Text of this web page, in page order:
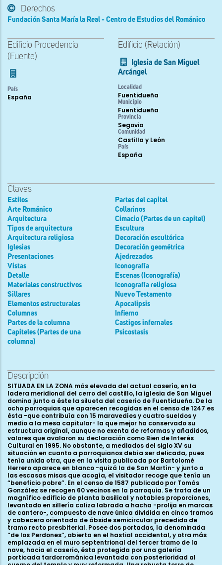
Derechos
Fundación Santa María la Real - Centro de Estudios del Románico
Edificio Procedencia
(Fuente)
País
España
Edificio (Relación)
Iglesia de San Miguel
Arcángel
Localidad
Fuentidueña
Municipio
Fuentidueña
Provincia
Segovia
Comunidad
Castilla y León
País
España
Claves
Estilos
Arte Románico
Arquitectura
Tipos de arquitectura
Arquitectura religiosa
Iglesias
Presentaciones
Vistas
Detalle
Materiales constructivos
Sillares
Elementos estructurales
Columnas
Partes de la columna
Capiteles (Partes de una
columna)
Partes del capitel
Collarinos
Cimacio (Partes de un capitel)
Escultura
Decoración escultórica
Decoración geométrica
Ajedrezados
Iconografía
Escenas (Iconografía)
Iconografía religiosa
Nuevo Testamento
Apocalipsis
Infierno
Castigos infernales
Psicostasis
Descripción
SITUADA EN LA ZONA más elevada del actual caserío, en la ladera meridional del cerro del castillo, la iglesia de San Miguel domina junto a éste la silueta del caserío de Fuentidueña. De la ocho parroquias que aparecen recogidas en el censo de 1247 es ésta -que contribuía con 15 maravedíes y cuatro sueldos y medio a la mesa capitular- la que mejor ha conservado su estructura original, aunque no exenta de reformas y añadidos, valores que avalaron su declaración como Bien de Interés Cultural en 1995. No obstante, a mediados del siglo XV su situación en cuanto a parroquianos debía ser delicada, pues tenía unida otra, que en la visita publicada por Bartolomé Herrero aparece en blanco -quizá la de San Martín- y junto a las escasas misas que acogía, el visitador recoge que tenía un “beneficio pobre”. En el censo de 1587 publicado por Tomás González se recogen 60 vecinos en la parroquia. Se trata de un magnífico edificio de planta basilical y notables proporciones, levantado en sillería caliza labrada a hacha -prolija en marcas de cantero-, compuesto de nave única dividida en cinco tramos y cabecera orientada de ábside semicircular precedido de tramo recto presbiterial. Posee dos portadas, la denominada “de los Perdones”, abierta en el hastial occidental, y otra más emplazada en el muro septentrional del tercer tramo de la nave, hacia el caserío, ésta protegida por una galería porticada tardorrománica levantada con posterioridad al cuerpo del templo y muy reformada. Una robusta torre de planta cuadrada se dispone adosada al sur de los dos tramos más occidentales de la nave, con acceso desde el interior. A las citadas estructuras, erigidas en al menos dos campañas románicas, se vinieron a añadir sucesivas reformas, fundamentalmente durante el siglo XVI y bajo el patronazgo de las familias Luna, Sarmiento y Rojas. En épocas más recientes, diversas obras de restauración terminaron por configurar el aspecto actual del templo. La cabecera, de generosas proporciones, parece mantener el porte de la primitiva pese a las reformas. Se compone de tramo recto presbiterial al que se acodilla un ábside semicircular, éste levantado sobre un zócalo de remate achaflanado -al exterior, pues interiormente muestra bocel y doble chaflán- aparejado en excelente sillería bien concertada. El tambor absidal se divide en cinco paños desiguales delimitados por semicolumnas alzadas sobre plintos prismáticos en el zócalo, con basas de perfil ático y garras en el grueso toro inferior decoradas con serpientes y hojas acogolladas. Horizontalmente, queda delimitado el hemiciclo en dos niveles mediante sendas líneas de imposta, la inferior, bajo el cuerpo de ventanas, se decora con filete y triple fila de billetes, e invade los fustes de las semicolumnas que articulan el paramento; la imposta superior, que prolonga los cimacios de los capiteles de las ventanas, recibe entrelazo de cestería. En los tres paños centrales del hemiciclo -dada la brevedad de los extremos- se abrieron sendas ventanas rasgadas, aspilleras abocinadas hacia el interior y rodeadas de arcos doblados de medio punto, con gruesos boceles los interiores, lisos los externos y exornados por chambranas con triple hilera de fino taqueado. Los arcos internos apean en columnas acodilladas de basas áticas degeneradas sobre plintos y capiteles de ruda factura, los exteriores todos vegetales menos uno, ornado con una ruda pareja de gallináceas afrontadas bajo cuyos picos se dispone un tallo trenzado. En el resto, las cestas se ornan con hojas carnosas y nervadas de bordes vueltos y remate superior de tallos trenzados con remate avolutado y hojas lisas rematadas por caulículos y corona inferior de ovas; en dos de ellas, de collarino perlado, se tallaron grandes hojas lanceoladas de espinoso tratamiento y remate de hojarasca y, por último, una deslabazada composición de corona inferior de hojitas ensiformes de nervio central y superior de entrelazo perlado. Las ventanas repiten esta disposición al interior, volviendo a dominar en sus capiteles los temas vegetales a base de hojas lisas rematadas en caulículos, tallos de puntas avolutadas y anudadas en el remate de la cesta, hojitas nervadas de espinoso tratamiento, acantos y hojarasca. Sólo dos cestas escapan a tales esquemas, y son la correspondiente al capitel izquierdo de la ventana central, ornada con dos niveles de bolas bajo arquillos y un piso superior de tallos y hojitas espinosas, y el capitel derecho de la ventana septentrional, con una pareja de grifos afrontados de cuellos vueltos. Los cimacios de estos capiteles, decorados con tallo ondulante y hojarasca, se continúan a modo de imposta por el interior del paramento. Tres filas de billetes ornan la arista de la cornisa del ábside y presbiterio, soportada por una hilera de canecillos en la que se integran los capiteles de las tres semicolumnas. El del extremo meridional se decora con dos parejas de leones afrontados y encorvados que juntan sus cabezas en los ángulos de la cesta, sacando la lengua y asiéndose con sus garras al collarino. El capitel siguiente, que flanquea por el sur el paño central del hemiciclo, nos muestra el tema neotestamentario de la Huida a Egipto, con una representación arquitectónica en la cara sur, especie de puerta de muralla flanqueada por dos torres almenadas, la Virgen con el Niño en su regazo sobre la montura en el frente y en la otra cara a San José tirando de sus riendas; esta composición hará fortuna y la encontraremos, con un tratamiento muy similar, en un capitel del arco triunfal de Santa Marta del Cerro y en otro de un formero de San Millán de Segovia, aquí fuertemente impregnada del estilo de San Vicente de Ávila. El siguiente capitel se orna con tres parejas de bellas aves afrontadas de cuellos vueltos uniendo sus picos, al estilo de algunas cestas que ornan el pórtico de la iglesia de San Martín de Segovia y, por último, en el más septentrional encontramos la tradicional iconografía de la lujuria, bajo la forma de dos parejas de sirenas de doble cola que alzan sus apéndices con ambas manos, híbridos que con similar tratamiento los encontramos en prácticamente toda la geografía segoviana. Una espléndida serie de canecillos ricamente decorados soporta las cornisas de la nave y cabecera. En su factura es de nuevo evidente la diversidad de manos escultóricas que los ejecutaron, concentrándose en la nave los de mayor calidad. Los cinco del muro meridional del presbiterio se decoran, de oeste a este, con una hoja nervada y lobulada de punta vuelta soportando una baya; un extraño híbrido de cuerpo de ave y cabeza felina de cuyo cuello nacen otras dos pequeñas cabecitas de ave; otro híbrido agazapado, probablemente un áspid, de cabeza y cuartos delanteros de felino y cola bífida de reptil; una fracturada serpiente de cuerpo enroscado y, en el codillo, una figura humana ataviada con un pesado manto de pliegues paralelos aplastados en zigzag, atavío y disposición que, como veremos, va a convertirse en uno de los iconos del taller y permitirá seguir su difusión por la provincia. El rostro de este personaje resume la caracterización fisonómica de este escultor: tocado con un bonete, muestra una construcción cuadrada, con profundas arrugas bajo los pómulos y recurso al trépano para vaciar las pupilas y las fosas nasales. Ya en el hemiciclo absidal, el siguiente canecillo nos presenta a un guerrero ataviado con larga túnica con cinturón y armado con un escudo oblongo y una lanza. Sigue otro con una hoja nervada rematada en caulículos, uno más muy destrozado y otros tres decorados con personajes: el primero es un obispo o abad ricamente ataviado con vestiduras ornadas de brocados y pedrería, mitra cónica y sosteniendo un destrozado báculo en la mano izquierda y un libro en la derecha; el siguiente es un músico que toca una especie de flauta de pan y el tercero, junto al capitel de la Huida a Egipto, es un infante ataviado con casco semiesférico que porta una rodela sobre la que cruza su lanza. Tras dos prótomos y otra pieza destrozada vemos dos canecillos figurados con sendos personajes de aire rústico, uno masculino ante un yugo, portando lo que parece un cayado y una vara de arrear los bueyes, y el otro femenino, velado, sosteniendo quizás un huso de hilar. Tras el capitel de las aves aparece un can con un descabezado cuadrúpedo; otro con una máscara monstruosa engullendo la cabeza de un personajillo, que se ase inútilmente a las orejas del diablo; sigue la figura de un acróbata realizando una contorsión que le lleva a colocar los pies sobre su cabeza; otro personaje sedente que debía sostener un objeto hoy perdido en su regazo, otro can rasurado y, en el extremo septentrional del hemiciclo, otro con una hoja de acanto. Coronan el muro norte del presbiterio otros cinco modillones, los dos más orientales ornados con un muy gastado personaje sedente leyendo un libro que sostiene sobre sus rodillas y otro igualmente sentado, aunque ignoramos su actividad al estar fracturados sus brazos. En los tres restantes vemos una arpía de cabellera partida, un deteriorado personaje y una hoja picuda. En estos canecillos del ábside y pese a poder diferenciar al menos dos manos, el estilo es homogéneo con el de los capiteles de la cornisa. Su difusión alcanzará un extraordinario desarrollo por toda la provincia a través de la participación de alguno de estos artífices en el foco del Duratón y en el románico de la capital. Los paramentos externos del presbiterio se ornan a media altura con una imposta de listel y nacela, animándose sobre ésta con dos arcos ciegos de medio punto sobre columna central a modo de mainel, disposición presente también en la expatriada cabecera de San Martín y repetida en la cercana iglesia de Cobos de Fuentidueña. Es probable que estos arcos se situasen en origen como en San Martín, sobre la continuación de la imposta inferior del hemiciclo, y fuesen recolocados a más altura tras la supresión de las capillas adosadas. En ambos lados son evidentes